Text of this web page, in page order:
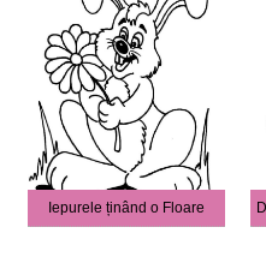
Iepurele ținând o Floare